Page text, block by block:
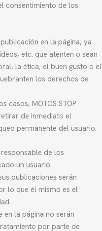
consentimiento de los
en la página, ya
etc. que atenten o sean
la ética, el buen gusto o el
los derechos de
casos, MOTOS STOP
de inmediato el
permanente del usuario.
responsable de los
un usuario.
publicaciones serán
lo que él mismo es el
en la página no serán
por parte de